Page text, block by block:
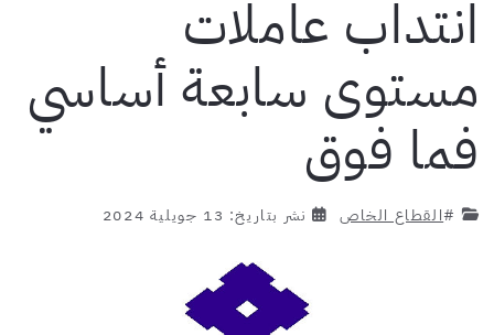
انتداب عاملات
مستوى سابعة أساسي
فما فوق
#القطاع الخاص نشر بتاريخ: 13 جويلية 2024